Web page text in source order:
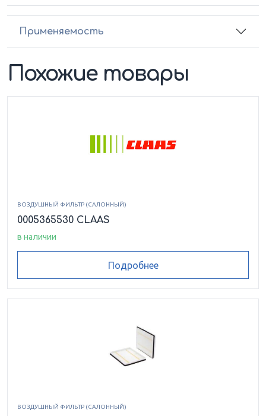
Применяемость
Похожие товары
ВОЗДУШНЫЙ ФИЛЬТР (САЛОННЫЙ)
0005365530 CLAAS
в наличии
Подробнее
ВОЗДУШНЫЙ ФИЛЬТР (САЛОННЫЙ)